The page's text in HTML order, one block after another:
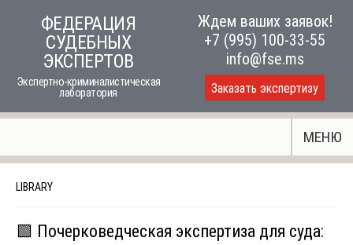
ФЕДЕРАЦИЯ
СУДЕБНЫХ
ЭКСПЕРТОВ
Экспертно-криминалистическая
лаборатория
Ждем ваших заявок!
+7 (995) 100-33-55
info@fse.ms
Заказать экспертизу
МЕНЮ
LIBRARY
🟩 Почерковедческая экспертиза для суда: